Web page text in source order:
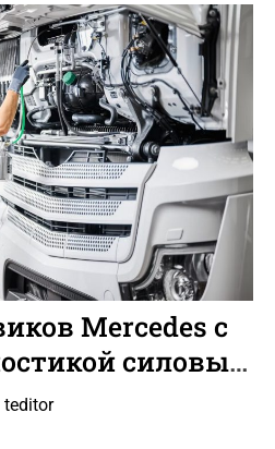
Mercedes с
силовых
teditor